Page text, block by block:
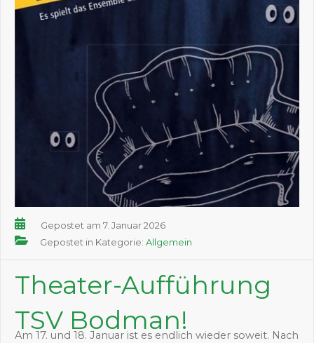
Gepostet am 7. Januar 2026
Gepostet in Kategorie: Allgemein
Theater-Aufführung
TSV Bodman!
Am 17. und 18. Januar ist es endlich wieder soweit. Nach